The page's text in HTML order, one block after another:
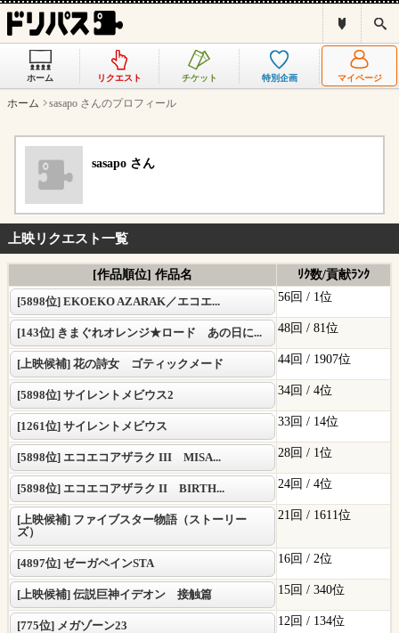
リ
ス
と
索
ホーム リクエスト チケット 特別企画 マイページ
ホーム sasapo さんのプロフィール
sasapo さん
上映リクエスト一覧
[作品順位] 作品名
ﾘｸ数/貢献ﾗﾝｸ
[5898位] EKOEKO AZARAK／エコエ...
56回 / 1位
[143位] きまぐれオレンジ★ロード あの日に... 48回 / 81位
[上映候補] 花の詩女 ゴティックメード 44回 / 1907位
[5898位] サイレントメビウス2 34回 / 4位
[1261位] サイレントメビウス 33回 / 14位
[5898位] エコエコアザラク III MISA... 28回 / 1位
[5898位] エコエコアザラク II BIRTH... 24回 / 4位
[上映候補] ファイブスター物語（ストーリー
ズ）
21回 / 1611位
[4897位] ゼーガペインSTA 16回 / 2位
[上映候補] 伝説巨神イデオン 接触篇 15回 / 340位
[775位] メガゾーン23 12回 / 134位